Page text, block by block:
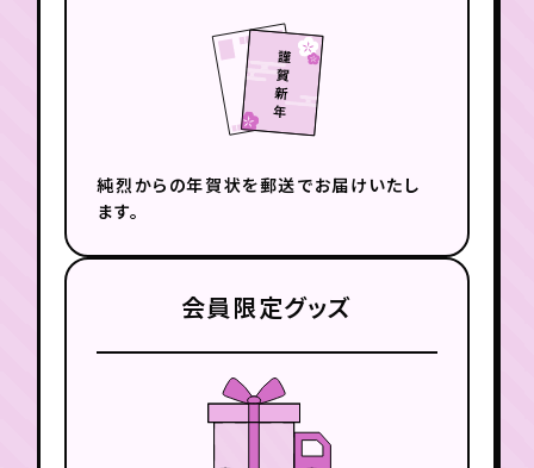
純烈からの年賀状を郵送でお届けいたし
ます。
会員限定グッズ